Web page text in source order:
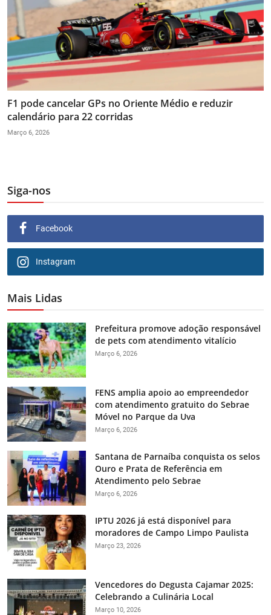
F1 pode cancelar GPs no Oriente Médio e reduzir
calendário para 22 corridas
Março 6, 2026
Siga-nos
Facebook
Instagram
Mais Lidas
Prefeitura promove adoção responsável
de pets com atendimento vitalício
Março 6, 2026
FENS amplia apoio ao empreendedor
com atendimento gratuito do Sebrae
Móvel no Parque da Uva
Março 6, 2026
Santana de Parnaíba conquista os selos
Ouro e Prata de Referência em
Atendimento pelo Sebrae
Março 6, 2026
IPTU 2026 já está disponível para
moradores de Campo Limpo Paulista
Março 23, 2026
Vencedores do Degusta Cajamar 2025:
Celebrando a Culinária Local
Março 10, 2026